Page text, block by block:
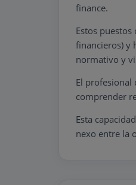
finance.
Estos
financieros) y
normativo y
El profesional
comprender
Esta
nexo entre la